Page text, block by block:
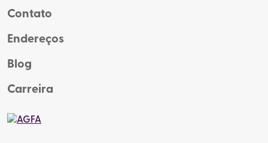
Contato
Endereços
Blog
Carreira